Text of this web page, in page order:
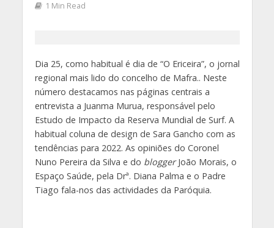
1 Min Read
Dia 25, como habitual é dia de “O Ericeira”, o jornal
regional mais lido do concelho de Mafra.. Neste
número destacamos nas páginas centrais a
entrevista a Juanma Murua, responsável pelo
Estudo de Impacto da Reserva Mundial de Surf. A
habitual coluna de design de Sara Gancho com as
tendências para 2022. As opiniões do Coronel
Nuno Pereira da Silva e do bloggerJoão Morais, o
Espaço Saúde, pela Drª. Diana Palma e o Padre
Tiago fala-nos das actividades da Paróquia.